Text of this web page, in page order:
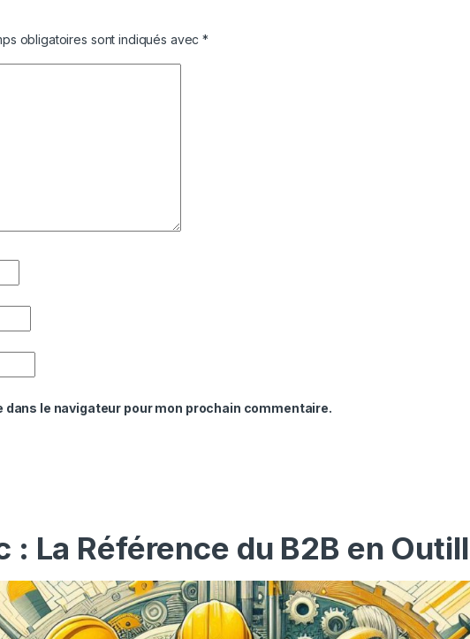
obligatoires sont indiqués avec*
le navigateur pour mon prochain commentaire.
: La Référence du B2B en